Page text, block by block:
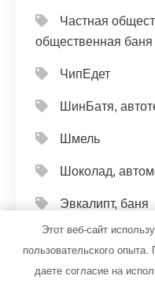
Частная
общественная баня
ЧипЕдет
ШинБатя,
Шмель
Шоколад,
Эвкалипт, баня
Эвэн
Эдельвейс,
Этот веб-сайт
пользовательского
даете согласие на